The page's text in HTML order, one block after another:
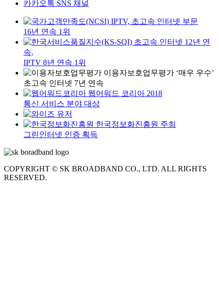
카카오톡 SNS 채널
IPTV, 초고속 인터넷 부문
16년 연속 1위
초고속 인터넷 12년 연
속,
IPTV 8년 연속 1위
이용자보호업무평가 ‘매우 우수’
초고속 인터넷 7년 연속
웹어워드 코리아 2018
통신 서비스 분야 대상
한국정보화진흥원 주최
그린인터넷 인증 획득
COPYRIGHT © SK BROADBAND CO., LTD. ALL RIGHTS
RESERVED.